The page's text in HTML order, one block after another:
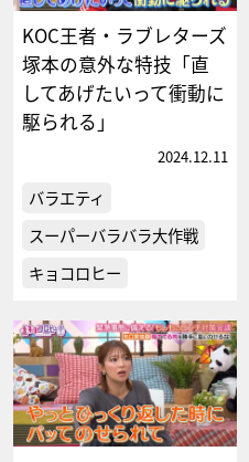
KOC王者・ラブレターズ
塚本の意外な特技「直
してあげたいって衝動に
駆られる」
2024.12.11
バラエティ
スーパーバラバラ大作戦
キョコロヒー